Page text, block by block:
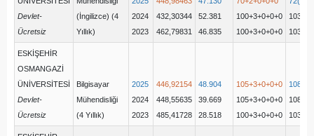
Devlet-
Ücretsiz
(İngilizce) (4
Yıllık)
2024
2023
432,30344
462,79831
52.381
46.835
100+3+0+0+0
100+3+0+0+0
103
ESKİŞEHİR
OSMANGAZİ
ÜNİVERSİTESİ
Devlet-
Ücretsiz
Bilgisayar
Mühendisliği
(4 Yıllık)
2025
2024
2023
446,92154
448,55635
485,41728
48.904
39.669
28.518
105+3+0+0+0
105+3+0+0+0
100+3+0+0+0
103